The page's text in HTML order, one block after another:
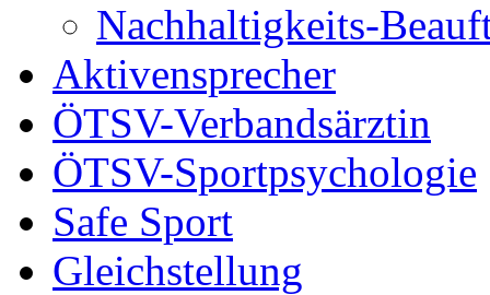
Nachhaltigkeits-
Aktivensprecher
ÖTSV-Verbandsärztin
ÖTSV-Sportpsychologie
Safe Sport
Gleichstellung